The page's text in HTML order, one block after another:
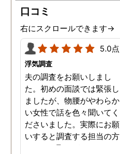
口コミ
右にスクロールできます→
5.0点
浮気調査
夫の調査をお願いしまし
た。初めの面談では緊張し
ましたが、物腰がやわらか
い女性で話を色々聞いてく
ださいました。実際にお願
いすると調査する担当の方
とのやり取りがメインで、